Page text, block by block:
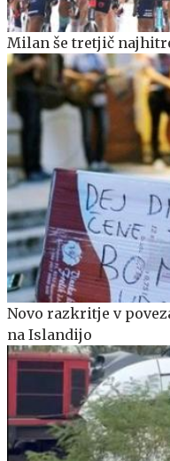
Milan še tretjič
Novo razkritje v
na Islandijo